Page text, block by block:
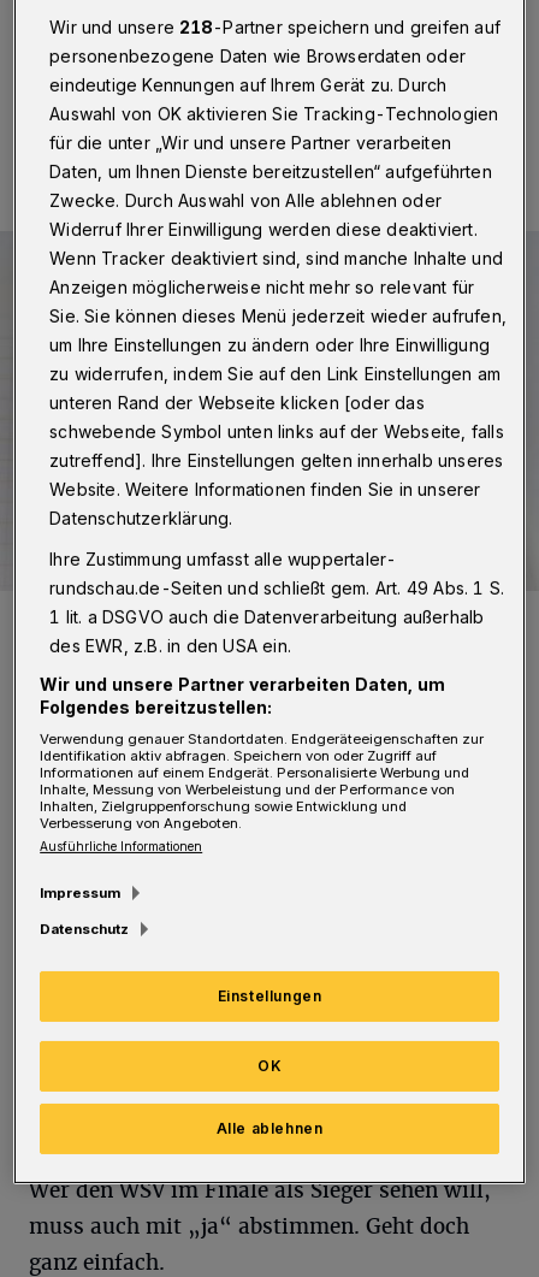
Betr.: Halbfinale WSV gegen RW Essen
06.05.2022 , 06:00 Uhr Eine Minute Lesezeit
Leserbrief an die Wuppertaler Rundschau:redaktion@wuppertaler-
Foto: Rundschau
Z unächst einmal herzlichen Glückwunsch
an den WSV, den fairen Verlierer und die
tollen Fans. Besser konnte der Tag ja für
Wuppertal nicht sein.
Ich hoffe, unser Oberbürgermeister hatte auch
kurz Zeit, vorbeizuschauen und den 11.000
Fans zu erklären, wer keine BUGA will, muss
mit „ja“ abstimmen.
Wer den WSV im Finale als Sieger sehen will,
muss auch mit „ja“ abstimmen. Geht doch
ganz einfach.
Wir und unsere 218-Partner speichern und greifen auf
personenbezogene Daten wie Browserdaten oder
eindeutige Kennungen auf Ihrem Gerät zu. Durch
Auswahl von OK aktivieren Sie Tracking-Technologien
für die unter „Wir und unsere Partner verarbeiten
Daten, um Ihnen Dienste bereitzustellen“ aufgeführten
Zwecke. Durch Auswahl von Alle ablehnen oder
Widerruf Ihrer Einwilligung werden diese deaktiviert.
Wenn Tracker deaktiviert sind, sind manche Inhalte und
Anzeigen möglicherweise nicht mehr so relevant für
Sie. Sie können dieses Menü jederzeit wieder aufrufen,
um Ihre Einstellungen zu ändern oder Ihre Einwilligung
zu widerrufen, indem Sie auf den Link Einstellungen am
unteren Rand der Webseite klicken [oder das
schwebende Symbol unten links auf der Webseite, falls
zutreffend]. Ihre Einstellungen gelten innerhalb unseres
Website. Weitere Informationen finden Sie in unserer
Datenschutzerklärung.
Ihre Zustimmung umfasst alle wuppertaler-
rundschau.de-Seiten und schließt gem. Art. 49 Abs. 1 S.
1 lit. a DSGVO auch die Datenverarbeitung außerhalb
des EWR, z.B. in den USA ein.
Wir und unsere Partner verarbeiten Daten, um
Folgendes bereitzustellen:
Verwendung genauer Standortdaten. Endgeräteeigenschaften zur
Identifikation aktiv abfragen. Speichern von oder Zugriff auf
Informationen auf einem Endgerät. Personalisierte Werbung und
Inhalte, Messung von Werbeleistung und der Performance von
Inhalten, Zielgruppenforschung sowie Entwicklung und
Verbesserung von Angeboten.
Ausführliche Informationen
Impressum
Datenschutz
Einstellungen
Alle ablehnen
OK